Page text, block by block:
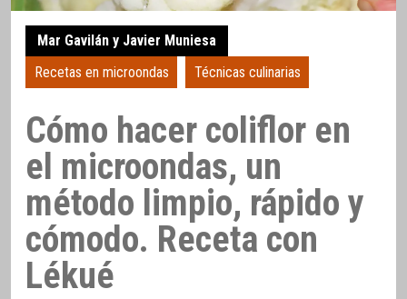
Mar Gavilán y Javier Muniesa
Recetas en microondas
Técnicas culinarias
Cómo hacer coliflor en
el microondas, un
método limpio, rápido y
cómodo. Receta con
Lékué